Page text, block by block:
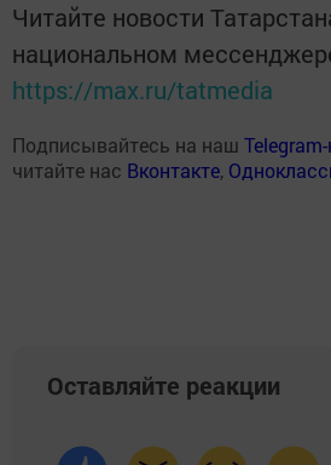
Читайте новости
национальном
https://max.ru/tatmedia
Подписывайтесь на наш
читайте нас Вконтакте,
Оставляйте реакции